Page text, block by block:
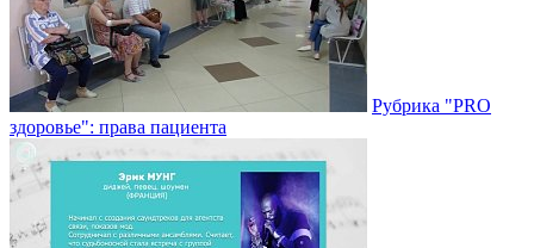
Рубрика "PRO
здоровье": права пациента